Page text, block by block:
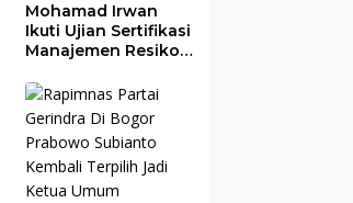
Mohamad Irwan
Ikuti Ujian Sertifikasi
Manajemen Resiko